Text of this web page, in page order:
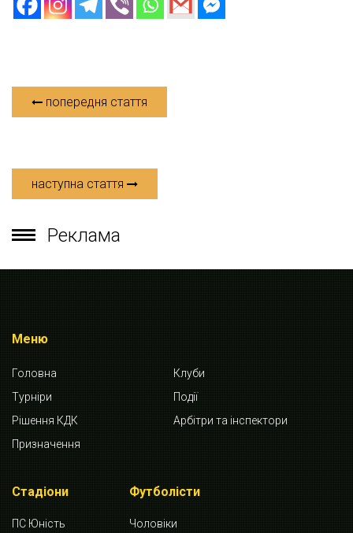
попередня стаття
наступна стаття
Реклама
Меню
Головна
Клуби
Турніри
Події
Рішення КДК
Арбітри та інспектори
Призначення
Стадіони
ПС Юність
Футболісти
Чоловіки